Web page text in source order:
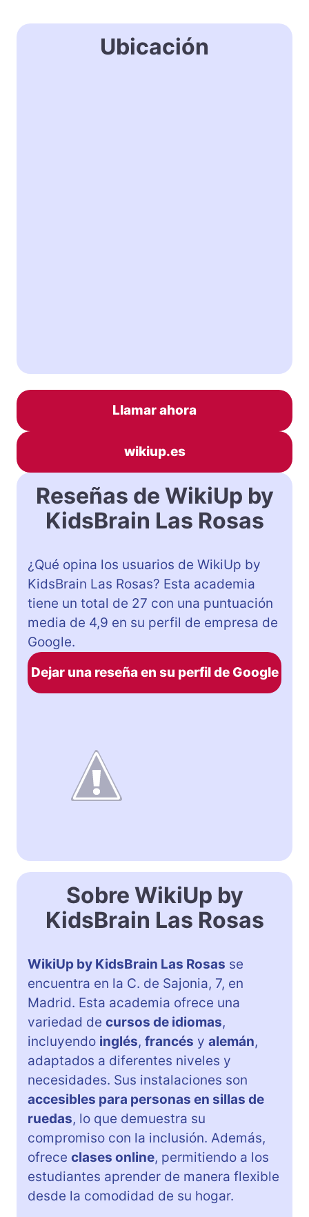
Ubicación
Llamar ahora
wikiup.es
Reseñas de WikiUp by
KidsBrain Las Rosas
¿Qué opina los usuarios de WikiUp by
KidsBrain Las Rosas? Esta academia
tiene un total de 27 con una puntuación
media de 4,9 en su perfil de empresa de
Google.
Dejar una reseña en su perfil de Google
Sobre WikiUp by
KidsBrain Las Rosas
WikiUp by KidsBrain Las Rosas se
encuentra en la C. de Sajonia, 7, en
Madrid. Esta academia ofrece una
variedad de cursos de idiomas,
incluyendo inglés, francés y alemán,
adaptados a diferentes niveles y
necesidades. Sus instalaciones son
accesibles para personas en sillas de
ruedas, lo que demuestra su
compromiso con la inclusión. Además,
ofrece clases online, permitiendo a los
estudiantes aprender de manera flexible
desde la comodidad de su hogar.